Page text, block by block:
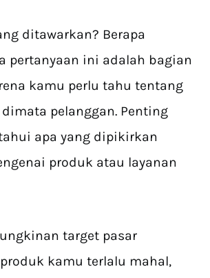
ditawarkan? Berapa
pertanyaan ini adalah bagian
kamu perlu tahu tentang
pelanggan. Penting
apa yang dipikirkan
produk atau layanan
target pasar
kamu terlalu mahal,